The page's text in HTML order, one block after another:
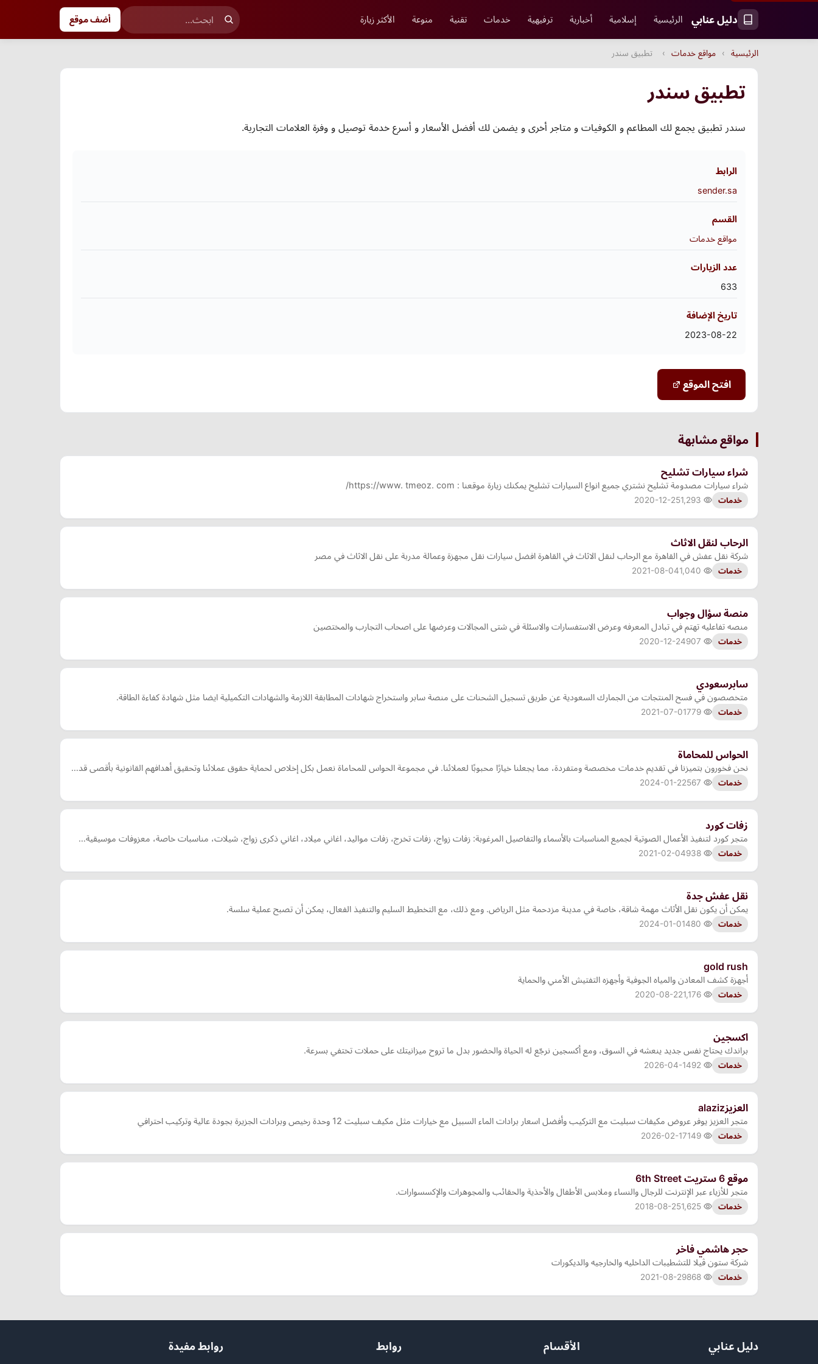
دليل عنابي الرئيسية إسلامية أخبارية ترفيهية خدمات تقنية منوعة الأكثر زيارة أضف موقع
الرئيسية › مواقع خدمات › تطبيق سندر
تطبيق سندر
سندر تطبيق يجمع لك المطاعم و الكوفيات و متاجر أخرى و يضمن لك أفضل الأسعار و أسرع خدمة توصيل و وفرة العلامات التجارية.
الرابط
sender.sa
القسم
مواقع خدمات
عدد الزيارات
633
تاريخ الإضافة
2023-08-22
افتح الموقع
مواقع مشابهة
شراء سيارات تشليح
شراء سيارات مصدومة تشليح نشتري جميع انواع السيارات تشليح يمكنك زيارة موقعنا : https://www. tmeoz. com/
خدمات 2020-12-25
الرحاب لنقل الاثاث
شركة نقل عفش في القاهرة مع الرحاب لنقل الاثاث في القاهرة افضل سيارات نقل مجهزة وعمالة مدربة على نقل الاثاث في مصر
خدمات 2021-08-04
منصة سؤال وجواب
منصه تفاعليه تهتم في تبادل المعرفه وعرض الاستفسارات والاسئلة في شتى المجالات وعرضها على اصحاب التجارب والمختصين
خدمات 2020-12-24
سابرسعودي
متخصصون في فسح المنتجات من الجمارك السعودية عن طريق تسجيل الشحنات على منصة سابر واستخراج شهادات المطابقة اللازمة والشهادات التكميلية ايضا مثل شهادة كفاءة الطاقة.
خدمات 2021-07-01
الحواس للمحاماة
نحن فخورون بتميزنا في تقديم خدمات مخصصة ومتفردة، مما يجعلنا خيارًا محبوبًا لعملائنا. في مجموعة الحواس للمحاماة نعمل بكل إخلاص لحماية حقوق عملائنا وتحقيق أهدافهم القانونية بأقصى قد…
خدمات 2024-01-22
زفات كورد
متجر كورد لتنفيذ الأعمال الصوتية لجميع المناسبات بالأسماء والتفاصيل المرغوبة: زفات زواج، زفات تخرج، زفات مواليد، اغاني ميلاد، اغاني ذكرى زواج، شيلات، مناسبات خاصة، معزوفات موسيقية…
خدمات 2021-02-04
نقل عفش جدة
يمكن أن يكون نقل الأثاث مهمة شاقة، خاصة في مدينة مزدحمة مثل الرياض. ومع ذلك، مع التخطيط السليم والتنفيذ الفعال، يمكن أن تصبح عملية سلسة.
خدمات 2024-01-01
gold rush
أجهزة كشف المعادن والمياه الجوفية وأجهزه التفتيش الأمني والحماية
خدمات 2020-08-22
اكسجين
براندك يحتاج نفس جديد ينعشه في السوق، ومع أكسجين نرجّع له الحياة والحضور بدل ما تروح ميزانيتك على حملات تختفي بسرعة.
خدمات 2026-04-14
العزيزalaziz
متجر العزيز يوفر عروض مكيفات سبليت مع التركيب وأفضل اسعار برادات الماء السبيل مع خيارات مثل مكيف سبليت 12 وحدة رخيص وبرادات الجزيرة بجودة عالية وتركيب احترافي
خدمات 2026-02-17
موقع 6 ستريت 6th Street
متجر للأزياء عبر الإنترنت للرجال والنساء وملابس الأطفال والأحذية والحقائب والمجوهرات والإكسسوارات.
خدمات 2018-08-25
حجر هاشمي فاخر
شركة ستون ڤيلا للتشطيبات الداخليه والخارجيه والديكورات
خدمات 2021-08-29
دليل عنابي الأقسام روابط روابط مفيدة